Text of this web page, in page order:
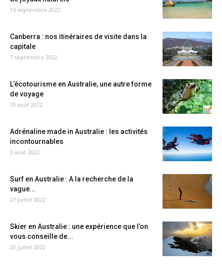
15 septembre 2022
Canberra : nos itinéraires de visite dans la
capitale
7 septembre 2022
L’écotourisme en Australie, une autre forme
de voyage
10 août 2022
Adrénaline made in Australie : les activités
incontournables
3 août 2022
Surf en Australie : A la recherche de la
vague...
27 juillet 2022
Skier en Australie : une expérience que l’on
vous conseille de...
20 juillet 2022